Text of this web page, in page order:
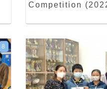
Competition
8